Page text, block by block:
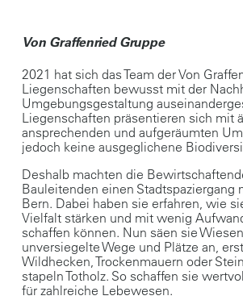
Von Graffenried Gruppe
2021 hat sich das Team der Von
Liegenschaften bewusst mit der
Umgebungsgestaltung
Liegenschaften präsentieren sich mit
ansprechenden und aufgeräumten
jedoch keine ausgeglichene
Deshalb machten die
Bauleitenden einen Stadtspaziergang
Bern. Dabei haben sie erfahren, wie
Vielfalt stärken und mit wenig
schaffen können. Nun säen sie
unversiegelte Wege und Plätze an,
Wildhecken, Trockenmauern oder
stapeln Totholz. So schaffen sie
für zahlreiche Lebewesen.